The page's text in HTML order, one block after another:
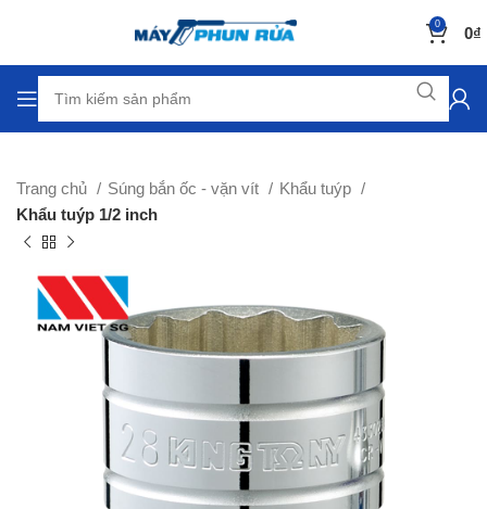
0 0₫
Trang chủ Súng bắn ốc - vặn vít
Khẩu tuýp
Khẩu tuýp 1/2 inch